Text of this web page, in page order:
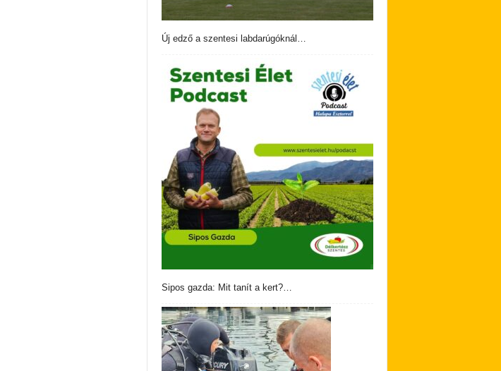
Új edző a szentesi labdarúgóknál…
Sipos gazda: Mit tanít a kert?…